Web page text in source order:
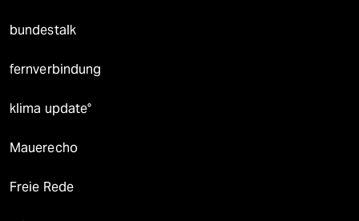
bundestalk
fernverbindung
klima update°
Mauerecho
Freie Rede